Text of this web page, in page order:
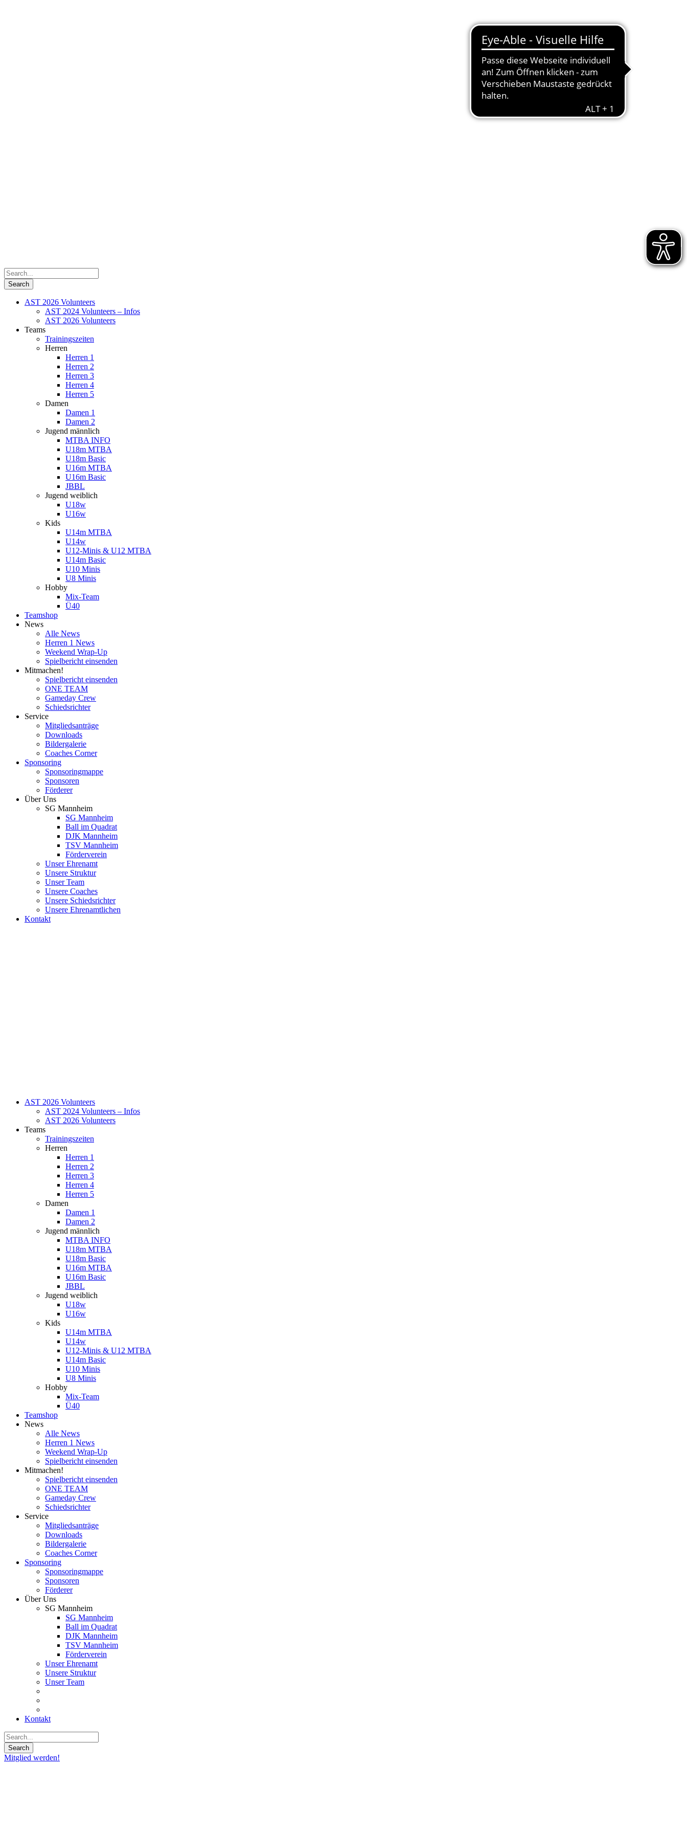
AST 2026 Volunteers
AST 2024 Volunteers – Infos
AST 2026 Volunteers
Teams
Trainingszeiten
Herren
Herren 1
Herren 2
Herren 3
Herren 4
Herren 5
Damen
Damen 1
Damen 2
Jugend männlich
MTBA INFO
U18m MTBA
U18m Basic
U16m MTBA
U16m Basic
JBBL
Jugend weiblich
U18w
U16w
Kids
U14m MTBA
U14w
U12-Minis & U12 MTBA
U14m Basic
U10 Minis
U8 Minis
Hobby
Mix-Team
Ü40
Teamshop
News
Alle News
Herren 1 News
Weekend Wrap-Up
Spielbericht einsenden
Mitmachen!
Spielbericht einsenden
ONE TEAM
Gameday Crew
Schiedsrichter
Service
Mitgliedsanträge
Downloads
Bildergalerie
Coaches Corner
Sponsoring
Sponsoringmappe
Sponsoren
Förderer
Über Uns
SG Mannheim
SG Mannheim
Ball im Quadrat
DJK Mannheim
TSV Mannheim
Förderverein
Unser Ehrenamt
Unsere Struktur
Unser Team
Unsere Coaches
Unsere Schiedsrichter
Unsere Ehrenamtlichen
Kontakt
AST 2026 Volunteers
AST 2024 Volunteers – Infos
AST 2026 Volunteers
Teams
Trainingszeiten
Herren
Herren 1
Herren 2
Herren 3
Herren 4
Herren 5
Damen
Damen 1
Damen 2
Jugend männlich
MTBA INFO
U18m MTBA
U18m Basic
U16m MTBA
U16m Basic
JBBL
Jugend weiblich
U18w
U16w
Kids
U14m MTBA
U14w
U12-Minis & U12 MTBA
U14m Basic
U10 Minis
U8 Minis
Hobby
Mix-Team
Ü40
Teamshop
News
Alle News
Herren 1 News
Weekend Wrap-Up
Spielbericht einsenden
Mitmachen!
Spielbericht einsenden
ONE TEAM
Gameday Crew
Schiedsrichter
Service
Mitgliedsanträge
Downloads
Bildergalerie
Coaches Corner
Sponsoring
Sponsoringmappe
Sponsoren
Förderer
Über Uns
SG Mannheim
SG Mannheim
Ball im Quadrat
DJK Mannheim
TSV Mannheim
Förderverein
Unser Ehrenamt
Unsere Struktur
Unser Team
Kontakt
Mitglied werden!